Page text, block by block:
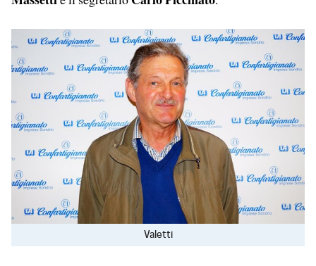
Valetti